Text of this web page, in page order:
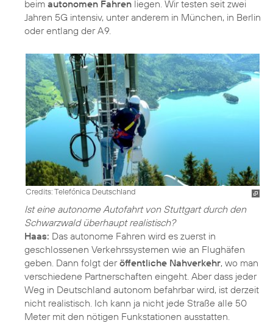
beim autonomen Fahren liegen. Wir testen seit zwei
Jahren 5G intensiv, unter anderem in München, in Berlin
oder entlang der A 9.
Credits: Telefónica Deutschland
Ist eine autonome Autofahrt von Stuttgart durch den
Schwarzwald überhaupt realistisch?
Haas: Das autonome Fahren wird es zuerst in
geschlossenen Verkehrssystemen wie an Flughäfen
geben. Dann folgt deröffentliche Nahverkehr, wo man
verschiedene Partnerschaften eingeht. Aber dass jeder
Weg in Deutschland autonom befahrbar wird, ist derzeit
nicht realistisch. Ich kann ja nicht jede Straße alle 50
Meter mit den nötigen Funkstationen ausstatten.